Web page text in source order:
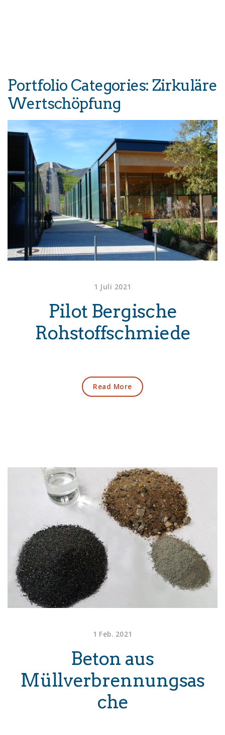
Portfolio Categories: Zirkuläre
Wertschöpfung
1 Juli 2021
Pilot Bergische
Rohstoffschmiede
Read More
1 Feb. 2021
Beton aus
Müllverbrennungsas
che